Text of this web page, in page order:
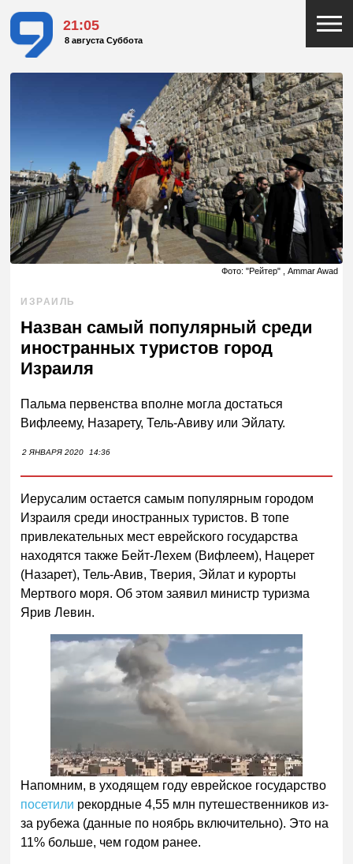
21:05
8 августа Суббота
Фото: "Рейтер" , Ammar Awad
ИЗРАИЛЬ
Назван самый популярный среди
иностранных туристов город
Израиля
Пальма первенства вполне могла достаться
Вифлеему, Назарету, Тель-Авиву или Эйлату.
2 ЯНВАРЯ 2020 14:36
Иерусалим остается самым популярным городом
Израиля среди иностранных туристов. В топе
привлекательных мест еврейского государства
находятся также Бейт-Лехем (Вифлеем), Нацерет
(Назарет), Тель-Авив, Тверия, Эйлат и курорты
Мертвого моря. Об этом заявил министр туризма
Ярив Левин.
Напомним, в уходящем году еврейское государство
посетили рекордные 4,55 млн путешественников из-
за рубежа (данные по ноябрь включительно). Это на
11% больше, чем годом ранее.